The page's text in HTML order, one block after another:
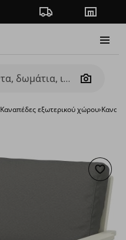
Πορεία παραγγελίας
Camera
Καναπέδες εξωτερικού χώρου›